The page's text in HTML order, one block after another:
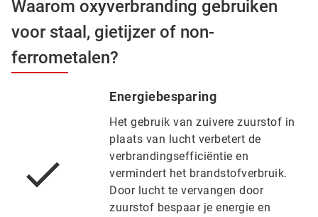
Waarom oxyverbranding gebruiken
voor staal, gietijzer of non-
ferrometalen?
Energiebesparing
Het gebruik van zuivere zuurstof in
plaats van lucht verbetert de
verbrandingsefficiëntie en
vermindert het brandstofverbruik.
Door lucht te vervangen door
zuurstof bespaar je energie en